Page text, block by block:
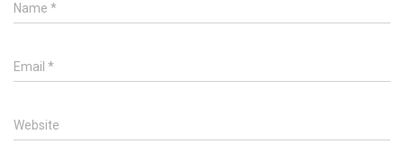
Name *
Email *
Website